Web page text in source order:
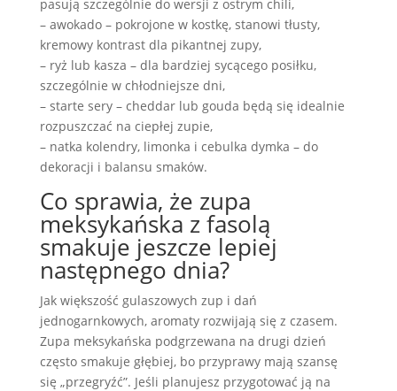
pasują szczególnie do wersji z ostrym chili,
– awokado – pokrojone w kostkę, stanowi tłusty,
kremowy kontrast dla pikantnej zupy,
– ryż lub kasza – dla bardziej sycącego posiłku,
szczególnie w chłodniejsze dni,
– starte sery – cheddar lub gouda będą się idealnie
rozpuszczać na ciepłej zupie,
– natka kolendry, limonka i cebulka dymka – do
dekoracji i balansu smaków.
Co sprawia, że zupa
meksykańska z fasolą
smakuje jeszcze lepiej
następnego dnia?
Jak większość gulaszowych zup i dań
jednogarnkowych, aromaty rozwijają się z czasem.
Zupa meksykańska podgrzewana na drugi dzień
często smakuje głębiej, bo przyprawy mają szansę
się „przegryźć”. Jeśli planujesz przygotować ją na